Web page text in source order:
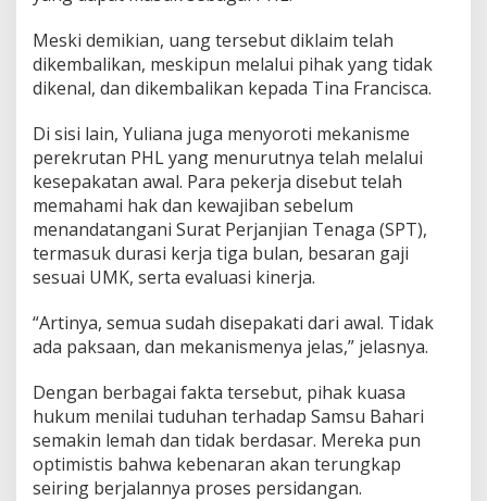
Meski demikian, uang tersebut diklaim telah
dikembalikan, meskipun melalui pihak yang tidak
dikenal, dan dikembalikan kepada Tina Francisca.
Di sisi lain, Yuliana juga menyoroti mekanisme
perekrutan PHL yang menurutnya telah melalui
kesepakatan awal. Para pekerja disebut telah
memahami hak dan kewajiban sebelum
menandatangani Surat Perjanjian Tenaga (SPT),
termasuk durasi kerja tiga bulan, besaran gaji
sesuai UMK, serta evaluasi kinerja.
“Artinya, semua sudah disepakati dari awal. Tidak
ada paksaan, dan mekanismenya jelas,” jelasnya.
Dengan berbagai fakta tersebut, pihak kuasa
hukum menilai tuduhan terhadap Samsu Bahari
semakin lemah dan tidak berdasar. Mereka pun
optimistis bahwa kebenaran akan terungkap
seiring berjalannya proses persidangan.